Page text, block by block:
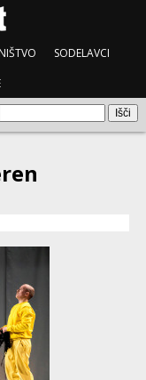
SODELAVCI